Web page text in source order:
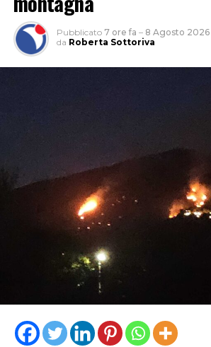
Pubblicato 7 ore fa – 8 Agosto 2026
da Roberta Sottoriva